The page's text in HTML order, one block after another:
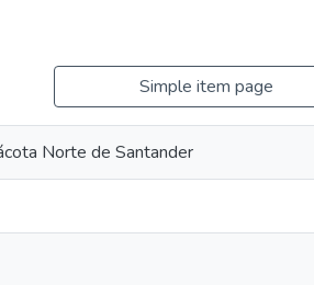
Simple item page
Norte de Santander